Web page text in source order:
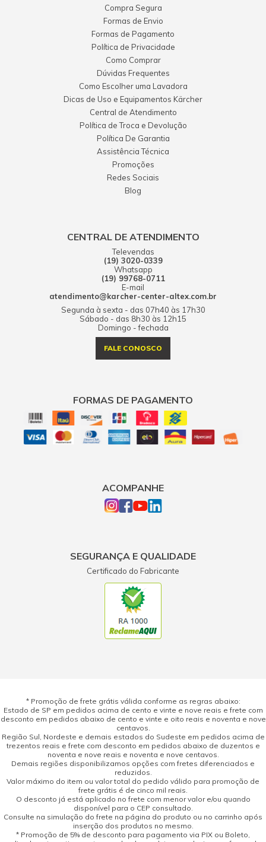
Compra Segura
Formas de Envio
Formas de Pagamento
Política de Privacidade
Como Comprar
Dúvidas Frequentes
Como Escolher uma Lavadora
Dicas de Uso e Equipamentos Kärcher
Central de Atendimento
Política de Troca e Devolução
Política De Garantia
Assistência Técnica
Promoções
Redes Sociais
Blog
CENTRAL DE ATENDIMENTO
Televendas
(19) 3020-0339
Whatsapp
(19) 99768-0711
E-mail
atendimento@karcher-center-altex.com.br
Segunda à sexta - das 07h40 às 17h30
Sábado - das 8h30 às 12h15
Domingo - fechada
FALE CONOSCO
FORMAS DE PAGAMENTO
ACOMPANHE
SEGURANÇA E QUALIDADE
Certificado do Fabricante
* Promoção de frete grátis válida conforme as regras abaixo:
Estado de SP em pedidos acima de cento e vinte e nove reais e frete com
desconto em pedidos abaixo de cento e vinte e oito reais e noventa e nove
centavos.
Região Sul, Nordeste e demais estados do Sudeste em pedidos acima de
trezentos reais e frete com desconto em pedidos abaixo de duzentos e
noventa e nove reais e noventa e nove centavos.
Demais regiões disponibilizamos opções com fretes diferenciados e
reduzidos.
Valor máximo do item ou valor total do pedido válido para promoção de
frete grátis é de cinco mil reais.
O desconto já está aplicado no frete com menor valor e/ou quando
disponível para o CEP consultado.
Consulte na simulação do frete na página do produto ou no carrinho após
inserção dos produtos no mesmo.
* Promoção de 5% de desconto para pagamento via PIX ou Boleto,